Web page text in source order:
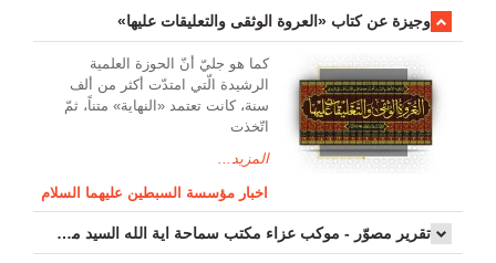
وجیزة عن کتاب «العروة الوثقی والتعلیقات علیها»
کما هو جليّ أنّ الحوزة العلمیة
الرشیدة الّتي امتدّت أكثر من ألف
سنة، كانت تعتمد «النهاية» متناً، ثمّ
اتّخذت
المزيد...
اخبار مؤسسة السبطين عليهما السلام
تقرير مصوّر - موكب عزاء مکتب سماحة اية الله السيد مرتضى الموسوي الاصفهاني في يوم إستشهاد السيدة فاطم...